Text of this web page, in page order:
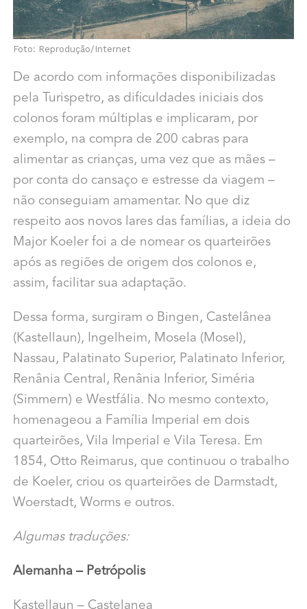
Foto: Reprodução/Internet
De acordo com informações disponibilizadas
pela Turispetro, as dificuldades iniciais dos
colonos foram múltiplas e implicaram, por
exemplo, na compra de 200 cabras para
alimentar as crianças, uma vez que as mães –
por conta do cansaço e estresse da viagem –
não conseguiam amamentar. No que diz
respeito aos novos lares das famílias, a ideia do
Major Koeler foi a de nomear os quarteirões
após as regiões de origem dos colonos e,
assim, facilitar sua adaptação.
Dessa forma, surgiram o Bingen, Castelânea
(Kastellaun), Ingelheim, Mosela (Mosel),
Nassau, Palatinato Superior, Palatinato Inferior,
Renânia Central, Renânia Inferior, Siméria
(Simmern) e Westfália. No mesmo contexto,
homenageou a Família Imperial em dois
quarteirões, Vila Imperial e Vila Teresa. Em
1854, Otto Reimarus, que continuou o trabalho
de Koeler, criou os quarteirões de Darmstadt,
Woerstadt, Worms e outros.
Algumas traduções:
Alemanha – Petrópolis
Kastellaun – Castelanea